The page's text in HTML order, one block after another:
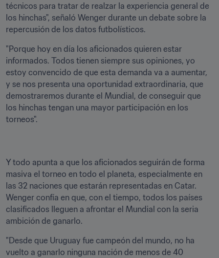
técnicos para tratar de realzar la experiencia general de
los hinchas", señaló Wenger durante un debate sobre la
repercusión de los datos futbolísticos.
"Porque hoy en día los aficionados quieren estar
informados. Todos tienen siempre sus opiniones, yo
estoy convencido de que esta demanda va a aumentar,
y se nos presenta una oportunidad extraordinaria, que
demostraremos durante el Mundial, de conseguir que
los hinchas tengan una mayor participación en los
torneos".
Y todo apunta a que los aficionados seguirán de forma
masiva el torneo en todo el planeta, especialmente en
las 32 naciones que estarán representadas en Catar.
Wenger confía en que, con el tiempo, todos los países
clasificados lleguen a afrontar el Mundial con la seria
ambición de ganarlo.
"Desde que Uruguay fue campeón del mundo, no ha
vuelto a ganarlo ninguna nación de menos de 40